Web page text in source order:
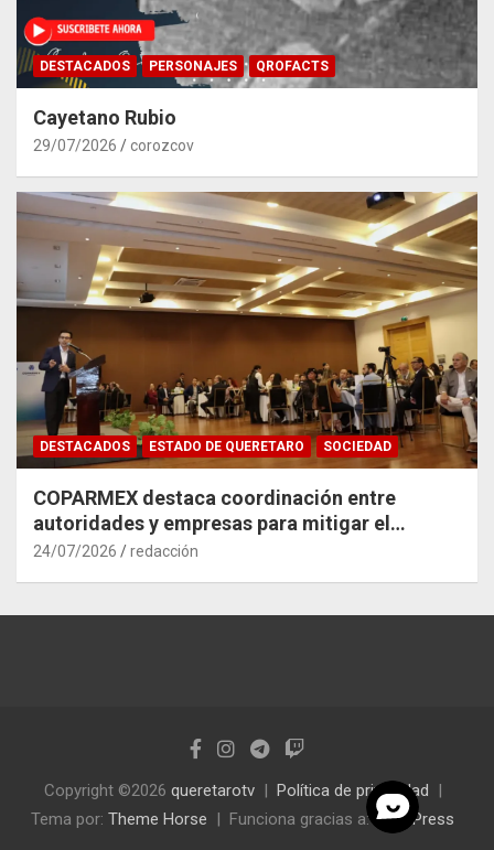
DESTACADOS PERSONAJES QROFACTS
Cayetano Rubio
29/07/2026 corozcov
DESTACADOS ESTADO DE QUERETARO SOCIEDAD
COPARMEX destaca coordinación entre
autoridades y empresas para mitigar el
impacto del Tren México–Querétaro
24/07/2026 redacción
Copyright ©2026 queretarotv
Política de privacidad
Tema por: Theme Horse Funciona gracias a:WordPress